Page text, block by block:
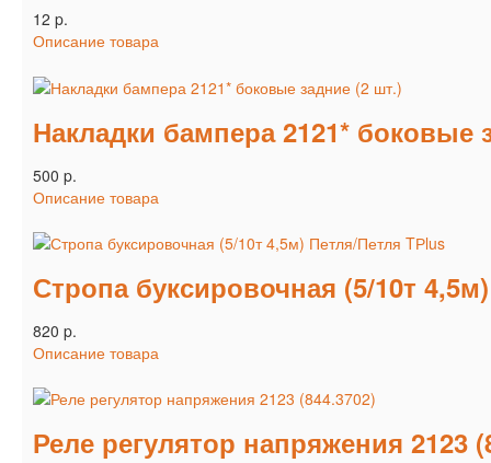
12 p.
Описание товара
Накладки бампера 2121* боковые
500 p.
Описание товара
Стропа буксировочная (5/10т
820 p.
Описание товара
Реле регулятор напряжения 2123